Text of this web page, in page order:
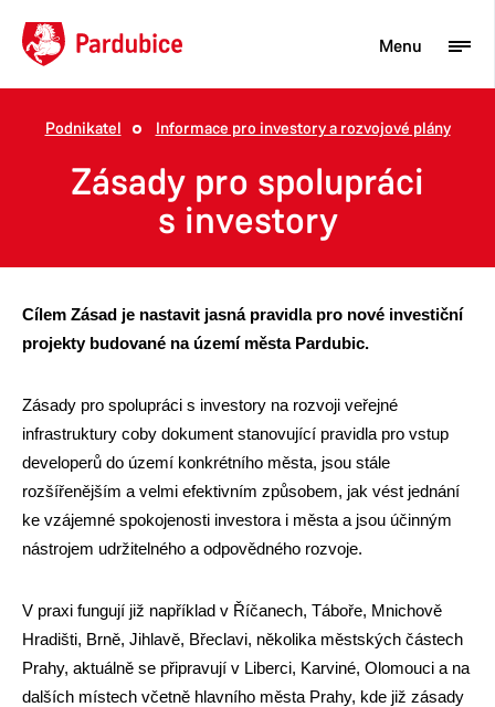
Aktuality
Město
Podnikatel Informace pro investory a rozvojové plány
Zásady pro spolupráci
s investory
Cílem Zásad je nastavit jasná pravidla pro nové investiční
projekty budované na území města Pardubic.
Zásady pro spolupráci s investory na rozvoji veřejné
infrastruktury coby dokument stanovující pravidla pro vstup
developerů do území konkrétního města, jsou stále
rozšířenějším a velmi efektivním způsobem, jak vést jednání
ke vzájemné spokojenosti investora i města a jsou účinným
nástrojem udržitelného a odpovědného rozvoje.
V praxi fungují již například v Říčanech, Táboře, Mnichově
Hradišti, Brně, Jihlavě, Břeclavi, několika městských částech
Prahy, aktuálně se připravují v Liberci, Karviné, Olomouci a na
dalších místech včetně hlavního města Prahy, kde již zásady
Menu